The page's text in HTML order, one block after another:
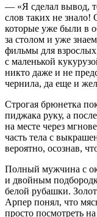
— «Я сделал вывод,
слов таких не знало!
которые уже были в
за столом и уже
фильмы для
с маленькой
никто даже и не
чернила, да еще и
Строгая брюнетка
пиджака руку, а
на месте через
часть тела с
вероятно, осознав,
Полный мужчина с
и двойным
белой рубашки.
Арпер понял, что
просто посмотреть